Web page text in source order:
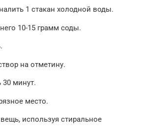
1 стакан холодной воды.
10-15 грамм соды.
на отметину.
минут.
место.
используя стиральное